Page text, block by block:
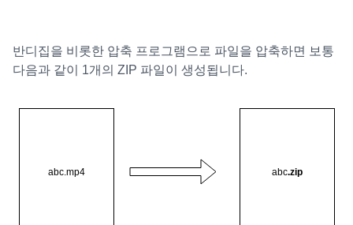
반디집을 비롯한 압축 프로그램으로 파일을 압축하면 보통
다음과 같이 1개의 ZIP 파일이 생성됩니다.